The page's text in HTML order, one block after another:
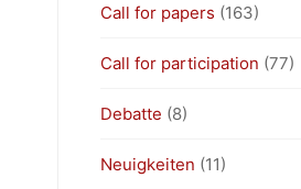
Call for papers (163)
Call for participation (77)
Debatte (8)
Neuigkeiten (11)